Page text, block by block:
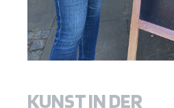
KUNST IN DER